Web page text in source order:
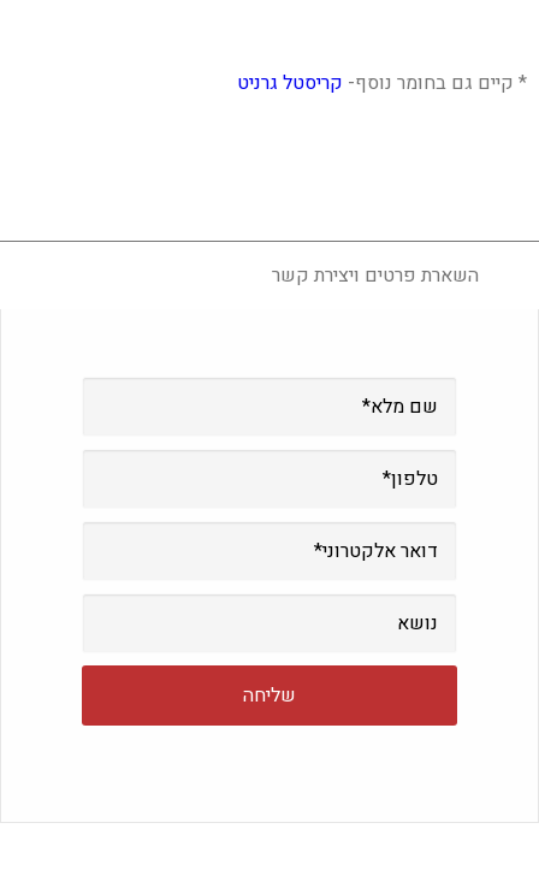
* קיים גם בחומר נוסף- קריסטל גרניט
השארת פרטים ויצירת קשר